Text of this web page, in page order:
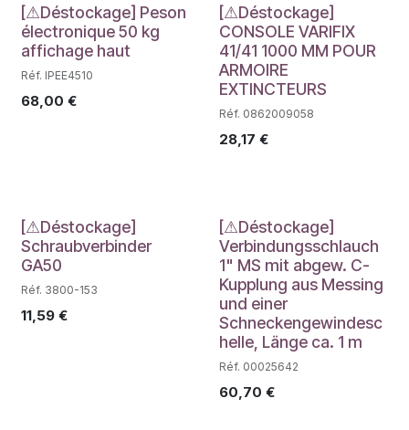
Déstockage
[⚠Déstockage] Peson
électronique 50 kg
affichage haut
Réf. IPEE4510
68,00 €
Déstockage
[⚠Déstockage]
CONSOLE VARIFIX
41/41 1000 MM POUR
ARMOIRE
EXTINCTEURS
Réf. 0862009058
28,17 €
Déstockage
[⚠Déstockage]
Schraubverbinder
GA50
Réf. 3800-153
11,59 €
Déstockage
[⚠Déstockage]
Verbindungsschlauch
1" MS mit abgew. C-
Kupplung aus Messing
und einer
Schneckengewindesc
helle, Länge ca. 1 m
Réf. 00025642
60,70 €